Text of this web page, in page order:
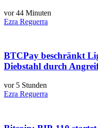
vor 44 Minuten
Ezra Reguerra
BTCPay beschränkt
Diebstahl durch
vor 5 Stunden
Ezra Reguerra